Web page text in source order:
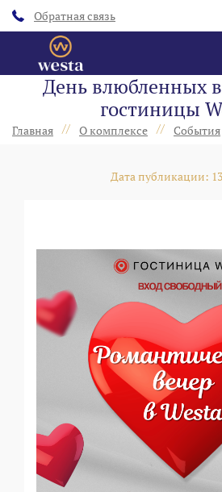
Обратная связь
День влюбленных
гостиницы
Главная // О комплексе // События
Дата публикации: